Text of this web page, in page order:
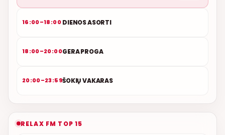
16:00–18:00DIENOS ASORTI
18:00–20:00GERA PROGA
20:00–23:59ŠOKIŲ VAKARAS
RELAX FM TOP 15